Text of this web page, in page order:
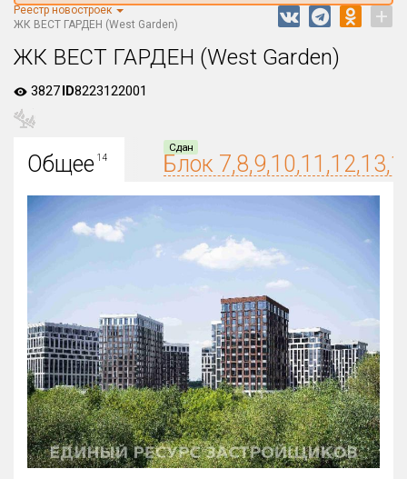
Регион ЖК
Все
Населённый пункт
Все
Район в городе
от до
Общая площадь, м²
от до
Срок сдачи
от до
Вид объекта
Реестр новостроек
ЖК ВЕСТ ГАРДЕН (West Garden)
+
ЖК ВЕСТ ГАРДЕН (West Garden)
3827ID8223122001
Общее14
Сдан
Блок